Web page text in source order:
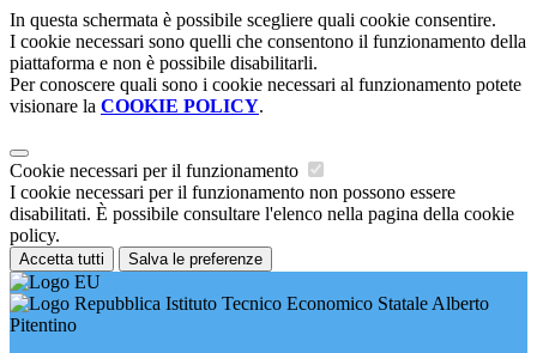
In questa schermata è possibile scegliere quali cookie consentire.
I cookie necessari sono quelli che consentono il funzionamento della
piattaforma e non è possibile disabilitarli.
Per conoscere quali sono i cookie necessari al funzionamento potete
visionare la COOKIE POLICY.
Cookie necessari per il funzionamento
I cookie necessari per il funzionamento non possono essere
disabilitati. È possibile consultare l'elenco nella pagina della cookie
policy.
Accetta tutti Salva le preferenze
Istituto Tecnico Economico Statale Alberto
Pitentino